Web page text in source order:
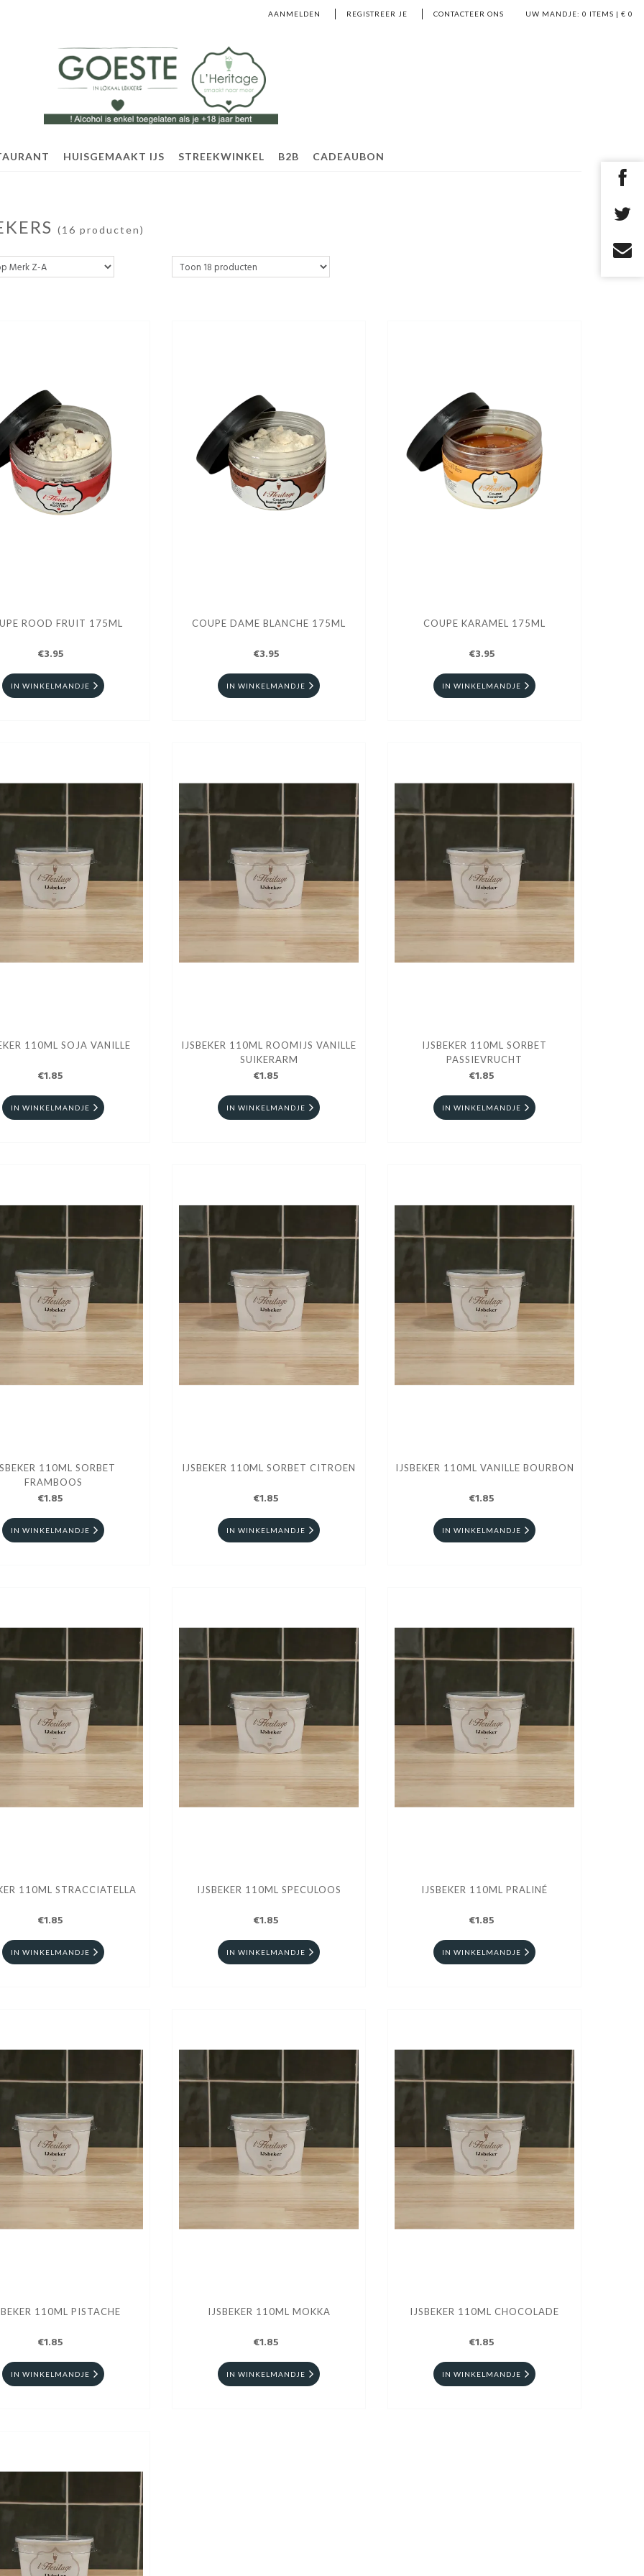
UW MANDJE: 0 ITEMS | € 0
AANMELDEN REGISTREER JE CONTACTEER ONS
HUISGEMAAKT IJS STREEKWINKEL B2B CADEAUBON
(16 producten)
ROOD FRUIT 175ML
€3.95
IN WINKELMANDJE
COUPE DAME BLANCHE 175ML
€3.95
IN WINKELMANDJE
COUPE KARAMEL 175ML
€3.95
IN WINKELMANDJE
110ML SOJA VANILLE
€1.85
IN WINKELMANDJE
IJSBEKER 110ML ROOMIJS VANILLE
SUIKERARM
€1.85
IN WINKELMANDJE
IJSBEKER 110ML SORBET
PASSIEVRUCHT
€1.85
IN WINKELMANDJE
110ML SORBET
FRAMBOOS
€1.85
IN WINKELMANDJE
IJSBEKER 110ML SORBET CITROEN
€1.85
IN WINKELMANDJE
IJSBEKER 110ML VANILLE BOURBON
€1.85
IN WINKELMANDJE
110ML STRACCIATELLA
€1.85
IN WINKELMANDJE
IJSBEKER 110ML SPECULOOS
€1.85
IN WINKELMANDJE
IJSBEKER 110ML PRALINÉ
€1.85
IN WINKELMANDJE
110ML PISTACHE
€1.85
IN WINKELMANDJE
IJSBEKER 110ML MOKKA
€1.85
IN WINKELMANDJE
IJSBEKER 110ML CHOCOLADE
€1.85
IN WINKELMANDJE